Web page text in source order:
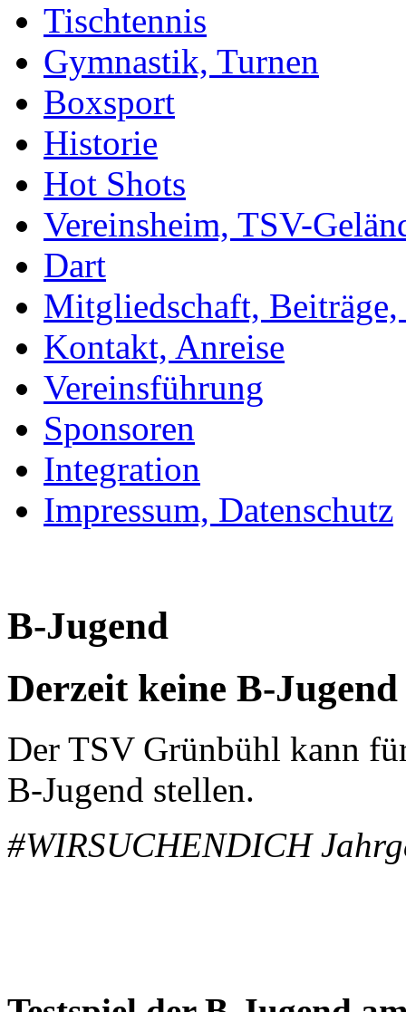
Tischtennis
Gymnastik, Turnen
Boxsport
Historie
Hot Shots
Vereinsheim, TSV-
Dart
Mitgliedschaft,
Kontakt, Anreise
Vereinsführung
Sponsoren
Integration
Impressum, Datenschutz
B-Jugend
Derzeit keine B-Jugend
Der TSV Grünbühl kann
B-Jugend stellen.
#WIRSUCHENDICH